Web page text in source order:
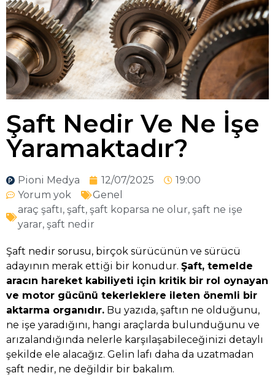
Şaft Nedir Ve Ne İşe
Yaramaktadır?
Pioni Medya 12/07/2025
19:00
Yorum yok
Genel
araç şaftı, şaft, şaft koparsa ne olur, şaft ne işe
yarar, şaft nedir
Şaft nedir sorusu, birçok sürücünün ve sürücü
adayının merak ettiği bir konudur. Şaft, temelde
aracın hareket kabiliyeti için kritik bir rol oynayan
ve motor gücünü tekerleklere ileten önemli bir
aktarma organıdır. Bu yazıda, şaftın ne olduğunu,
ne işe yaradığını, hangi araçlarda bulunduğunu ve
arızalandığında nelerle karşılaşabileceğinizi detaylı
şekilde ele alacağız. Gelin lafı daha da uzatmadan
şaft nedir, ne değildir bir bakalım.